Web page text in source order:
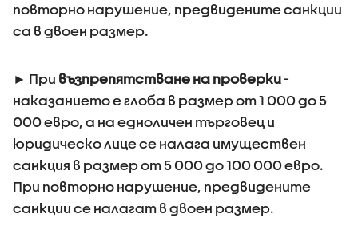
повторно нарушение, предвидените санкции
са в двоен размер.
► При възпрепятстване на проверки -
наказанието е глоба в размер от 1 000 до 5
000 евро, а на едноличен търговец и
юридическо лице се налага имуществен
санкция в размер от 5 000 до 100 000 евро.
При повторно нарушение, предвидените
санкции се налагат в двоен размер.